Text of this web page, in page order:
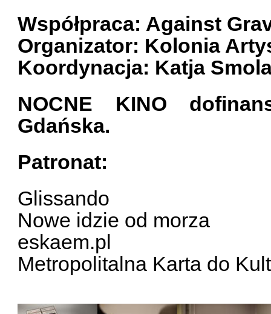
Współpraca: Against
Organizator: Kolonia
Koordynacja: Katja
NOCNE KINO
Gdańska.
Patronat:
Glissando
Nowe idzie od morza
eskaem.pl
Metropolitalna Karta do